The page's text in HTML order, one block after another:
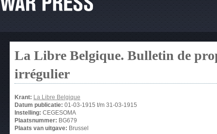
La Libre Belgique. Bulletin de
irrégulier
Krant: La Libre Belgique
Datum publicatie: 01-03-1915 t/m 31-03-1915
Instelling: CEGESOMA
Plaatsnummer: BG679
Plaats van uitgave: Brussel